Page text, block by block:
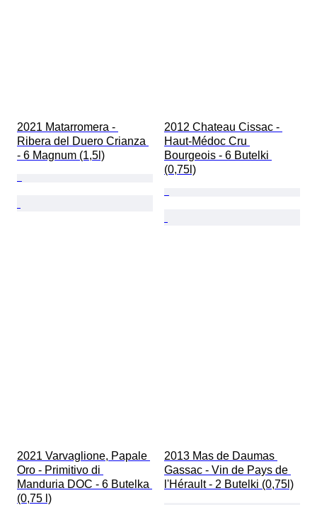
2021 Matarromera -
Ribera del Duero Crianza
- 6 Magnum (1,5l)
2012 Chateau Cissac -
Haut-Médoc Cru
Bourgeois - 6 Butelki
(0,75l)
2021 Varvaglione, Papale
Oro - Primitivo di
Manduria DOC - 6 Butelka
(0,75 l)
2013 Mas de Daumas
Gassac - Vin de Pays de
l'Hérault - 2 Butelki (0,75l)